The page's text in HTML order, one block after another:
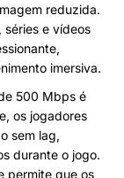
reduzida.
séries e vídeos
imersiva.
500 Mbps é
os jogadores
sem lag,
durante o jogo.
permite que os